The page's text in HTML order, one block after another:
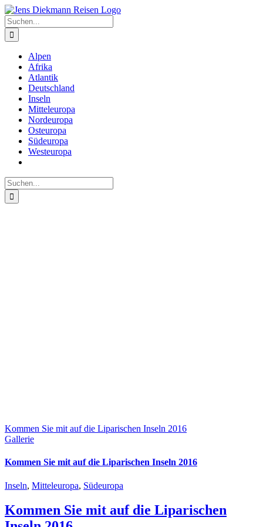
Zum
Inhalt
springen
Suche
nach:
Alpen
Afrika
Atlantik
Deutschland
Inseln
Mitteleuropa
Nordeuropa
Osteuropa
Südeuropa
Westeuropa
Suche
nach:
Kommen Sie mit auf die Liparischen Inseln 2016
Gallerie
Kommen Sie mit auf die Liparischen Inseln 2016
Inseln, Mitteleuropa, Südeuropa
Kommen Sie mit auf die Liparischen